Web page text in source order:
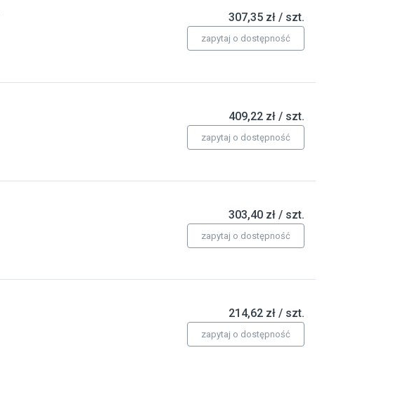
307,35 zł / szt.
zapytaj o dostępność
409,22 zł / szt.
zapytaj o dostępność
303,40 zł / szt.
zapytaj o dostępność
214,62 zł / szt.
zapytaj o dostępność